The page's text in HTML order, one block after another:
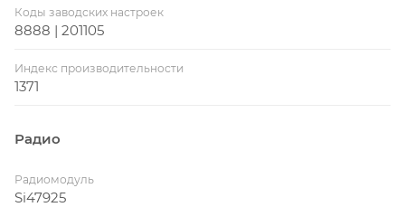
Коды заводских настроек
8888 | 201105
Индекс производительности
1371
Радио
Радиомодуль
Si47925